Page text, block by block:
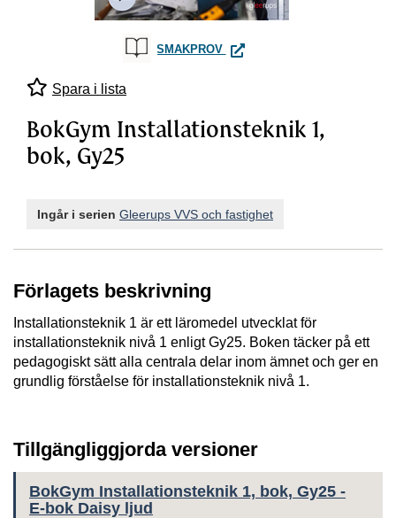
SMAKPROV BOKGYM
Spara i lista
BokGym Installationsteknik 1,
bok, Gy25
Ingår i serien Gleerups VVS och fastighet
Förlagets beskrivning
Installationsteknik 1 är ett läromedel utvecklat för
installationsteknik nivå 1 enligt Gy25. Boken täcker på ett
pedagogiskt sätt alla centrala delar inom ämnet och ger en
grundlig förståelse för installationsteknik nivå 1.
Tillgängliggjorda versioner
BokGym Installationsteknik 1, bok, Gy25 -
E-bok Daisy ljud